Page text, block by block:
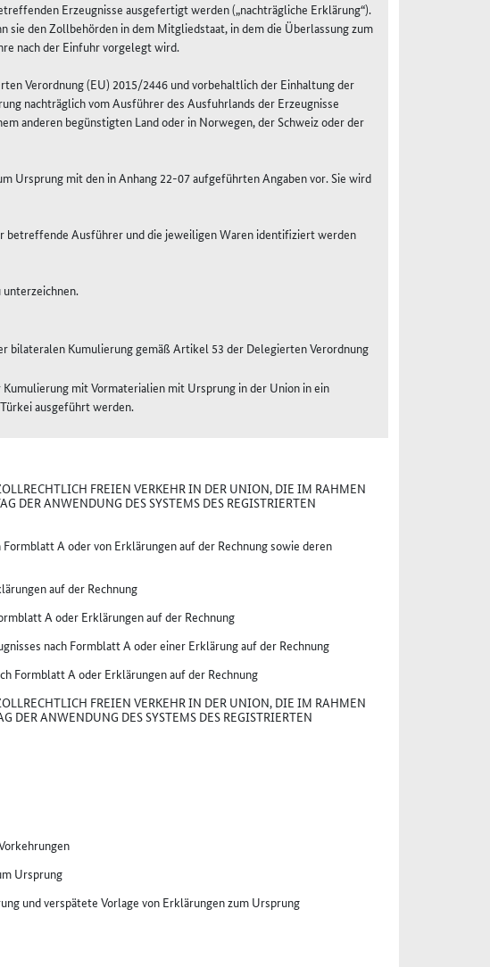
Erzeugnisse ausgefertigt werden („nachträgliche Erklärung“).
sie den Zollbehörden in dem Mitgliedstaat, in dem die Überlassung zum
nach der Einfuhr vorgelegt wird.
Verordnung (EU) 2015/2446 und vorbehaltlich der Einhaltung der
nachträglich vom Ausführer des Ausfuhrlands der Erzeugnisse
anderen begünstigten Land oder in Norwegen, der Schweiz oder der
Ursprung mit den in Anhang 22-07 aufgeführten Angaben vor. Sie wird
betreffende Ausführer und die jeweiligen Waren identifiziert werden
bilateralen Kumulierung gemäß Artikel 53 der Delegierten Verordnung
mit Vormaterialien mit Ursprung in der Union in ein
ausgeführt werden.
FREIEN VERKEHR IN DER UNION, DIE IM RAHMEN
DER ANWENDUNG DES SYSTEMS DES REGISTRIERTEN
A oder von Erklärungen auf der Rechnung sowie deren
auf der Rechnung
A oder Erklärungen auf der Rechnung
nach Formblatt A oder einer Erklärung auf der Rechnung
Formblatt A oder Erklärungen auf der Rechnung
FREIEN VERKEHR IN DER UNION, DIE IM RAHMEN
DER ANWENDUNG DES SYSTEMS DES REGISTRIERTEN
Ursprung
und verspätete Vorlage von Erklärungen zum Ursprung